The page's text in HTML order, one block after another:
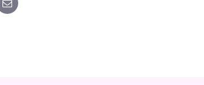
E-
mail